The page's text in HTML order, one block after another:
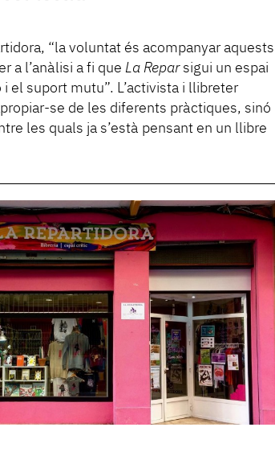
“la voluntat és acompanyar aquests
a l’anàlisi a fi que La Reparsigui un espai
el suport mutu”. L’activista i llibreter
se de les diferents pràctiques, sinó
les quals ja s’està pensant en un llibre